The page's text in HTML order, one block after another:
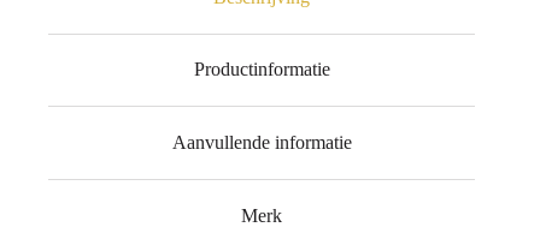
Productinformatie
Aanvullende informatie
Merk